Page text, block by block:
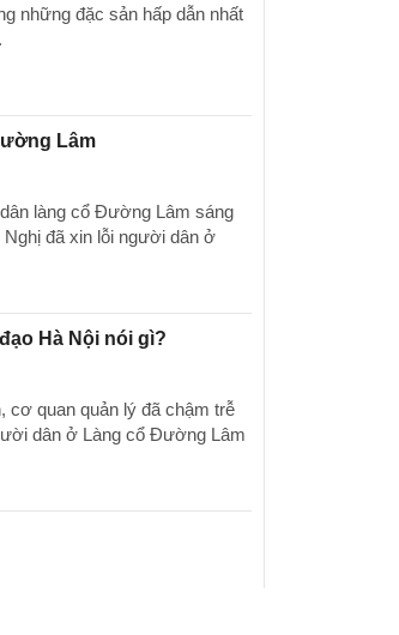
những đặc sản hấp dẫn nhất
Lâm
làng cổ Đường Lâm sáng
đã xin lỗi người dân ở
Hà Nội nói gì?
cơ quan quản lý đã chậm trễ
dân ở Làng cổ Đường Lâm